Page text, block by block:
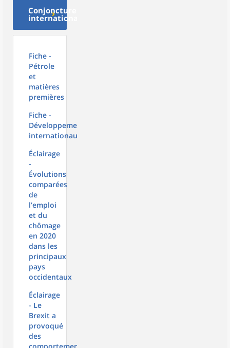
Conjoncture
internationale
Fiche -
Pétrole
et
matières
premières
Fiche -
Développements
internationaux
Éclairage
-
Évolutions
comparées
de
l’emploi
et du
chômage
en 2020
dans les
principaux
pays
occidentaux
Éclairage
- Le
Brexit a
provoqué
des